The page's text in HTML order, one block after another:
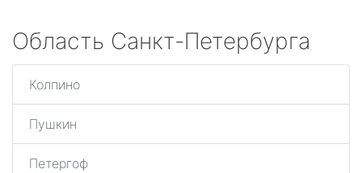
Область Санкт-Петербурга
Колпино
Пушкин
Петергоф